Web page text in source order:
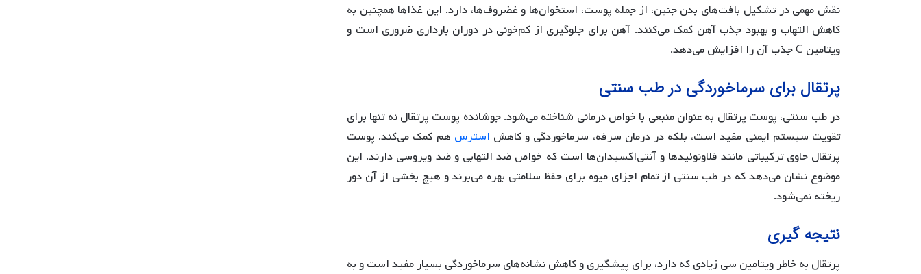
نقش مهمی در تشکیل بافت‌های بدن جنین، از جمله پوست، استخوان‌ها و غضروف‌ها، دارد. این غذاها همچنین به
کاهش التهاب و بهبود جذب آهن کمک می‌کنند. آهن برای جلوگیری از کم‌خونی در دوران بارداری ضروری است و
ویتامین C جذب آن را افزایش می‌دهد.
پرتقال برای سرماخوردگی در طب سنتی
در طب سنتی، پوست پرتقال به عنوان منبعی با خواص درمانی شناخته می‌شود. جوشانده پوست پرتقال نه تنها برای
تقویت سیستم ایمنی مفید است، بلکه در درمان سرفه، سرماخوردگی و کاهش استرس هم کمک می‌کند. پوست
پرتقال حاوی ترکیباتی مانند فلاونوئیدها و آنتی‌اکسیدان‌ها است که خواص ضد التهابی و ضد ویروسی دارند. این
موضوع نشان می‌دهد که در طب سنتی از تمام اجزای میوه برای حفظ سلامتی بهره می‌برند و هیچ بخشی از آن دور
ریخته نمی‌شود.
نتیجه گیری
پرتقال به خاطر ویتامین سی زیادی که دارد، برای پیشگیری و کاهش نشانه‌های سرماخوردگی بسیار مفید است و به